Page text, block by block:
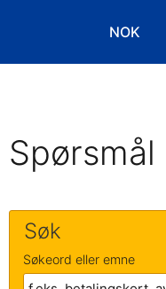
NOK
Velg
Søk
Søkeord eller emne